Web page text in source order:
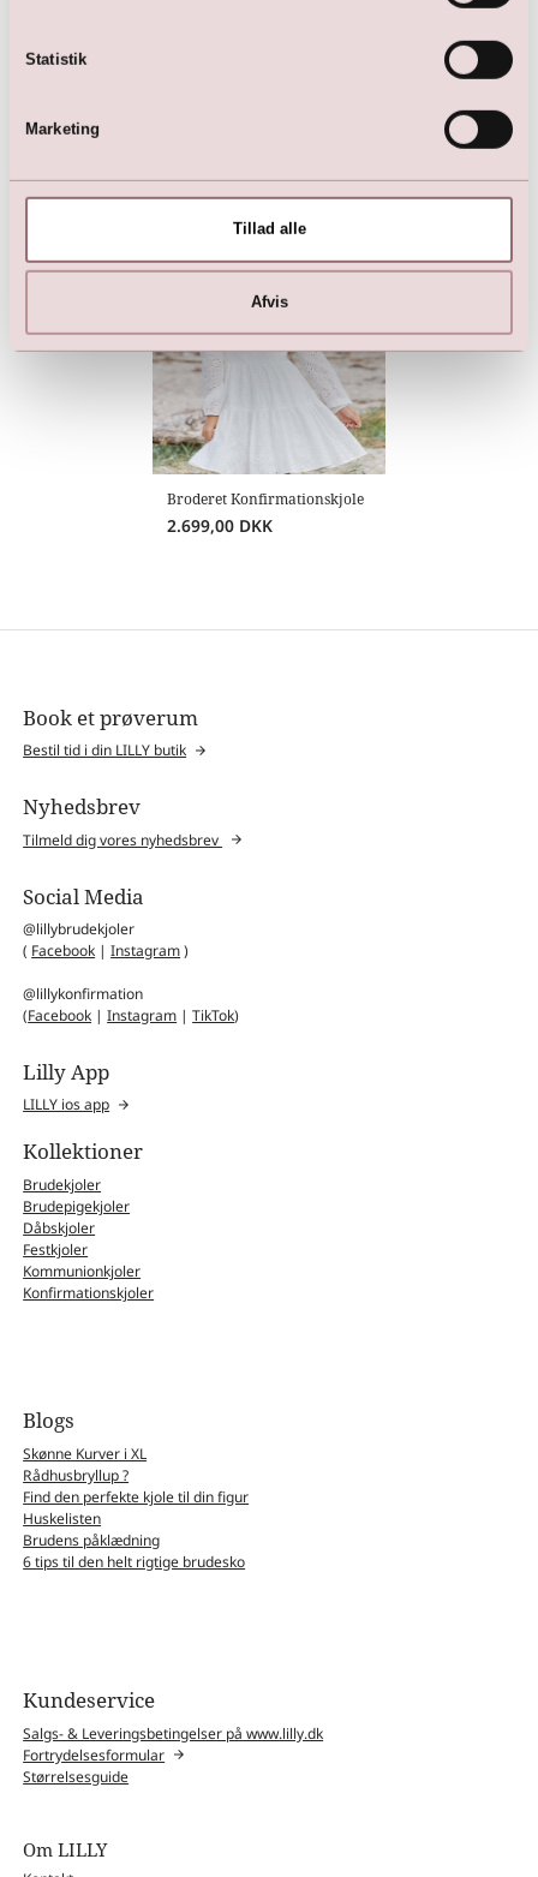
Statistik
Marketing
Tillad alle
Afvis
LILLY konfirmationskjole
med dreamy blonder
Konfirmationskjole med
2.999,00 DKK
Broderet Konfirmationskjole
2.699,00 DKK
Book et prøverum
Bestil tid i din LILLY butik
Nyhedsbrev
Tilmeld dig vores nyhedsbrev
Social Media
@lillybrudekjoler
( Facebook |Instagram)
@lillykonfirmation
(Facebook |Instagram |TikTok)
Lilly App
LILLY ios app
Kollektioner
Brudekjoler
Brudepigekjoler
Dåbskjoler
Festkjoler
Kommunionkjoler
Konfirmationskjoler
Blogs
Skønne Kurver i XL
Rådhusbryllup ?
Find den perfekte kjole til din figur
Huskelisten
Brudens påklædning
6 tips til den helt rigtige brudesko
Kundeservice
Salgs- & Leveringsbetingelser på www.lilly.dk
Fortrydelsesformular
Størrelsesguide
Om LILLY